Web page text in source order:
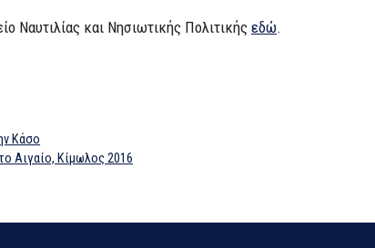
Ναυτιλίας και Νησιωτικής Πολιτικής εδώ.
Κάσο
Αιγαίο, Κίμωλος 2016